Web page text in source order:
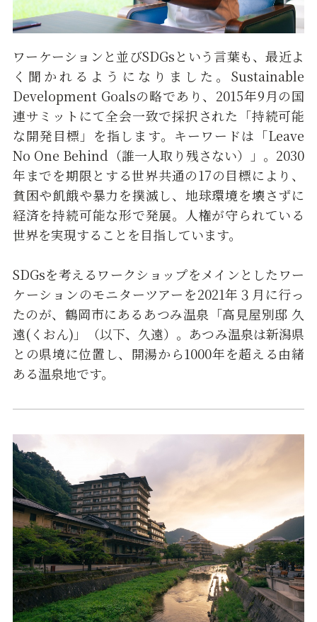
ワーケーションと並びSDGsという言葉も、最近よ
く聞かれるようになりました。Sustainable
Development Goalsの略であり、2015年9月の国
連サミットにて全会一致で採択された「持続可能
な開発目標」を指します。キーワードは「Leave
No One Behind（誰一人取り残さない）」。2030
年までを期限とする世界共通の17の目標により、
貧困や飢餓や暴力を撲滅し、地球環境を壊さずに
経済を持続可能な形で発展。人権が守られている
世界を実現することを目指しています。
SDGsを考えるワークショップをメインとしたワー
ケーションのモニターツアーを2021年３月に行っ
たのが、鶴岡市にあるあつみ温泉「高見屋別邸 久
遠(くおん)」（以下、久遠）。あつみ温泉は新潟県
との県境に位置し、開湯から1000年を超える由緒
ある温泉地です。